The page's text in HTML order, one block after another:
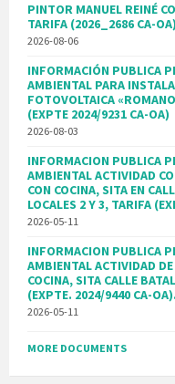
PINTOR MANUEL REINÉ
TARIFA (2026_2686 CA-OA)
2026-08-06
INFORMACIÓN PUBLICA
AMBIENTAL PARA
FOTOVOLTAICA
(EXPTE 2024/9231 CA-OA)
2026-08-03
INFORMACION PUBLICA
AMBIENTAL ACTIVIDAD
CON COCINA, SITA EN
LOCALES 2 Y 3, TARIFA
2026-05-11
INFORMACION PUBLICA
AMBIENTAL ACTIVIDAD
COCINA, SITA CALLE
(EXPTE. 2024/9440 CA-OA).
2026-05-11
MORE DOCUMENTS